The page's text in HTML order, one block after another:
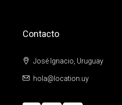
Contacto
José Ignacio, Uruguay
hola@location.uy